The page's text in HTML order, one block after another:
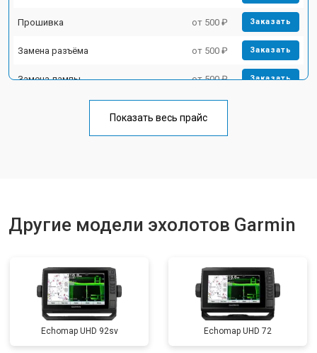
Прошивка от 500 ₽ Заказать
Замена разъёма от 500 ₽ Заказать
Замена лампы от 500 ₽ Заказать
Показать весь прайс
Другие модели эхолотов Garmin
Echomap UHD 92sv Echomap UHD 72